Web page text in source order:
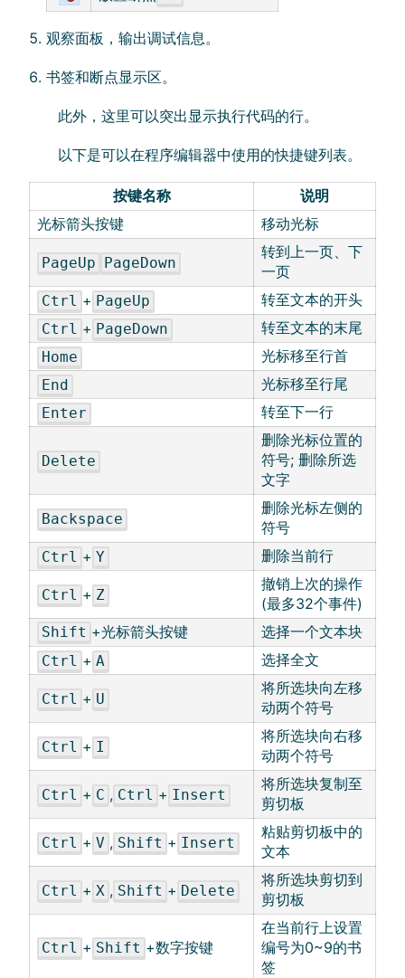
观察面板，输出调试信息。
书签和断点显示区。
此外，这里可以突出显示执行代码的行。
以下是可以在程序编辑器中使用的快捷键列表。
按键名称
说明
光标箭头按键
移动光标
PageUp PageDown
转到上一页、下
一页
Ctrl + PageUp 转至文本的开头
Ctrl + PageDown 转至文本的末尾
Home 光标移至行首
End 光标移至行尾
Enter 转至下一行
Delete
删除光标位置的
符号; 删除所选
文字
Backspace
删除光标左侧的
符号
Ctrl + Y 删除当前行
Ctrl + Z
撤销上次的操作
(最多32个事件)
Shift +光标箭头按键 选择一个文本块
Ctrl + A 选择全文
Ctrl + U
将所选块向左移
动两个符号
Ctrl + I
将所选块向右移
动两个符号
Ctrl + C , Ctrl + Insert
将所选块复制至
剪切板
Ctrl + V , Shift + Insert
粘贴剪切板中的
文本
Ctrl + X , Shift + Delete
将所选块剪切到
剪切板
Ctrl + Shift +数字按键
在当前行上设置
编号为0~9的书
签